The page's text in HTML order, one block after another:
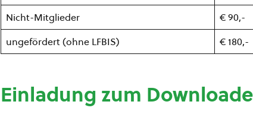
Nicht-Mitglieder
€ 90,-
ungefördert (ohne LFBIS)
€ 180,-
Einladung zum